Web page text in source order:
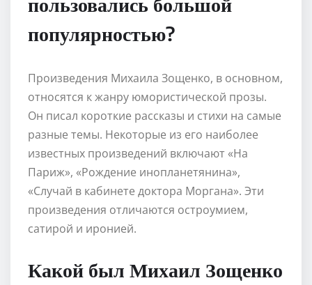
популярностью?
Произведения Михаила Зощенко, в основном,
относятся к жанру юмористической прозы.
Он писал короткие рассказы и стихи на самые
разные темы. Некоторые из его наиболее
известных произведений включают «На
Париж», «Рождение инопланетянина»,
«Случай в кабинете доктора Моргана». Эти
произведения отличаются остроумием,
сатирой и иронией.
Какой был Михаил Зощенко